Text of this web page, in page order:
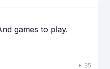
games to play.
35